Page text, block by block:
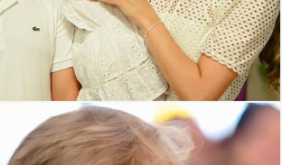
417 75